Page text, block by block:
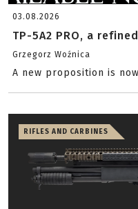
03.08.2026
TP-5A2 PRO, a
Grzegorz Woźnica
A new proposition is
RIFLES AND CARBINES